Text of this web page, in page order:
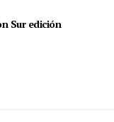
Sur edición